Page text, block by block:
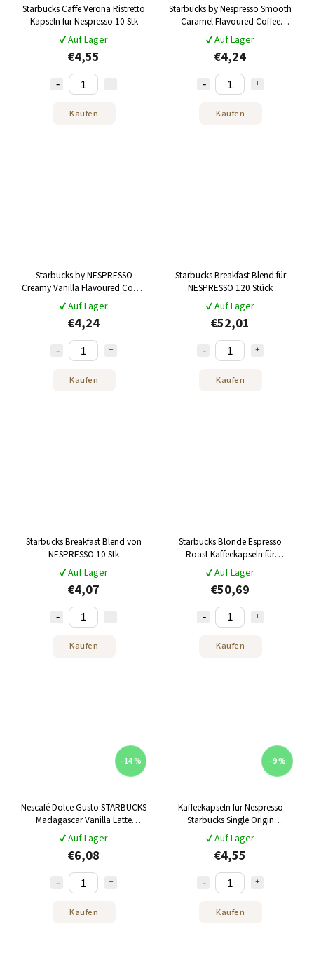
Starbucks Caffe Verona Ristretto
Kapseln für Nespresso 10 Stk
✔ Auf Lager
€4,55
Kaufen
Starbucks by Nespresso Smooth
Caramel Flavoured Coffee
Kaffeekapseln 10 Stk
✔ Auf Lager
€4,24
Kaufen
Starbucks by NESPRESSO
Creamy Vanilla Flavoured Coffee
Kaffeekapseln 10 Stk
✔ Auf Lager
€4,24
Kaufen
Starbucks Breakfast Blend für
NESPRESSO 120 Stück
✔ Auf Lager
€52,01
Kaufen
Starbucks Breakfast Blend von
NESPRESSO 10 Stk
✔ Auf Lager
€4,07
Kaufen
Starbucks Blonde Espresso
Roast Kaffeekapseln für
Nespresso, 120 Stück
✔ Auf Lager
€50,69
Kaufen
–14 %
Nescafé Dolce Gusto STARBUCKS
Madagascar Vanilla Latte
Macchiato 12 Kapseln
✔ Auf Lager
€6,08
Kaufen
–9 %
Kaffeekapseln für Nespresso
Starbucks Single Origin
Kolumbien 10 Stk
✔ Auf Lager
€4,55
Kaufen